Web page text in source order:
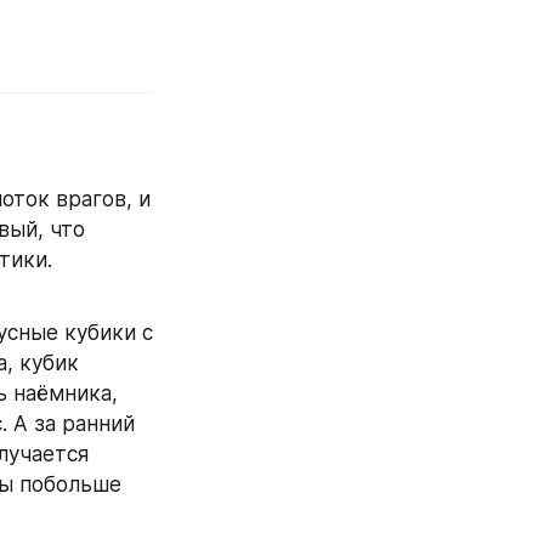
врагов, и
что
кубики с
кубик
наёмника,
А за ранний
побольше